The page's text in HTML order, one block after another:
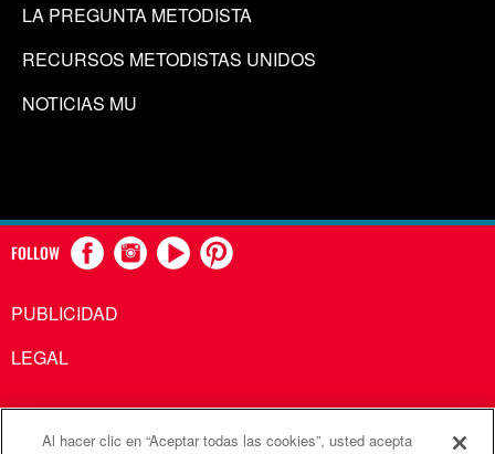
LA PREGUNTA METODISTA
RECURSOS METODISTAS UNIDOS
NOTICIAS MU
FOLLOW
PUBLICIDAD
LEGAL
Al hacer clic en “Aceptar todas las cookies”, usted acepta